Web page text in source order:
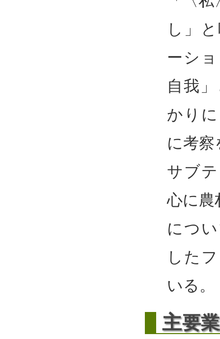
し」
ーシ
自我
かり
に考
サブ
心に農
につ
した
いる。
主要